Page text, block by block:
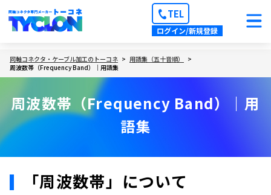
TEL
ログイン/新規登録
同軸コネクタ・ケーブル加工のトーコネ
用語集（五十音順）
周波数帯（Frequency Band）｜用語集
周波数帯（Frequency Band）｜用
語集
「周波数帯」について